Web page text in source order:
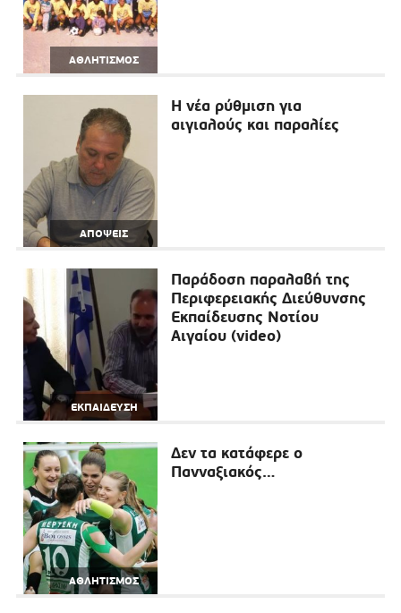
ΑΘΛΗΤΙΣΜΟΣ
ΑΠΟΨΕΙΣ
Η νέα ρύθμιση για
αιγιαλούς και παραλίες
ΕΚΠΑΙΔΕΥΣΗ
Παράδοση παραλαβή της
Περιφερειακής Διεύθυνσης
Εκπαίδευσης Νοτίου
Αιγαίου (video)
ΑΘΛΗΤΙΣΜΟΣ
Δεν τα κατάφερε ο
Πανναξιακός…